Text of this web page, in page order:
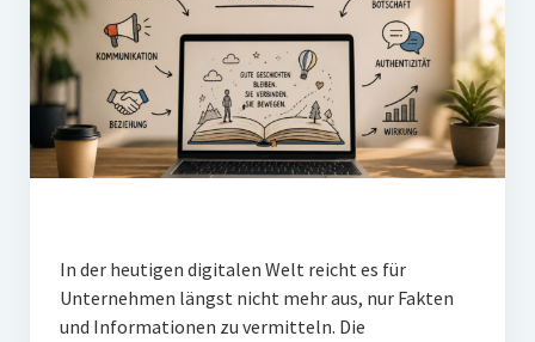
PR-Theorie
PR-Ethik
PR-Literatur
PR-Studien
Künstliche Intelligenz
17 Ziele
In der heutigen digitalen Welt reicht es für
Unternehmen längst nicht mehr aus, nur Fakten
und Informationen zu vermitteln. Die